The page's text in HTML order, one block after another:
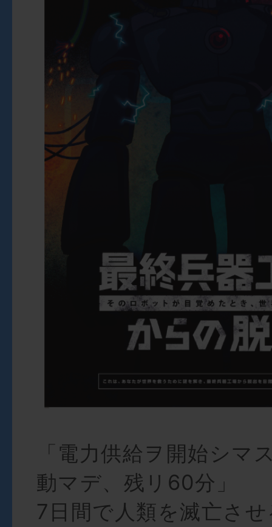
「電力供給ヲ開始シマ
動マデ、残リ60分」
7日間で人類を滅亡さ